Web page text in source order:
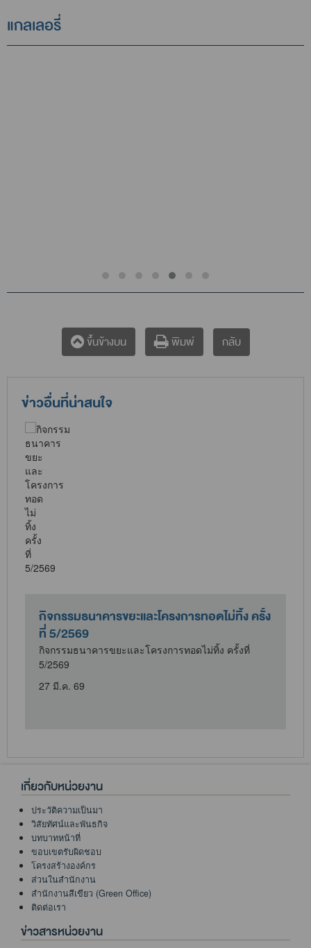
แกลเลอรี่
ขึ้นข้างบน พิมพ์ กลับ
ข่าวอื่นที่น่าสนใจ
กิจกรรมธนาคารขยะและโครงการทอดไม่ทิ้ง ครั้ง
ที่ 5/2569
กิจกรรมธนาคารขยะและโครงการทอดไม่ทิ้ง ครั้งที่
5/2569
27 มี.ค. 69
เกี่ยวกับหน่วยงาน
ประวัติความเป็นมา
วิสัยทัศน์และพันธกิจ
บทบาทหน้าที่
ขอบเขตรับผิดชอบ
โครงสร้างองค์กร
ส่วนในสำนักงาน
สำนักงานสีเขียว (Green Office)
ติดต่อเรา
ข่าวสารหน่วยงาน